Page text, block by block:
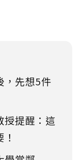
，先想5件
授提醒：這